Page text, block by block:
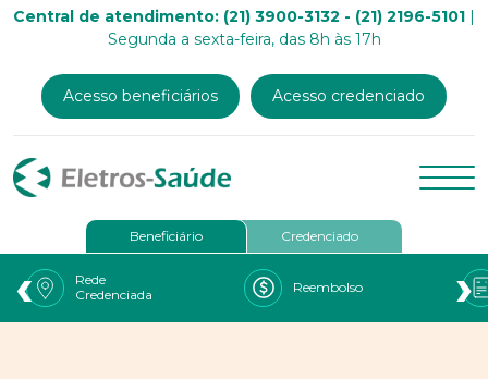
Central de atendimento: (21) 3900-3132 - (21) 2196-5101 |
Segunda a sexta-feira, das 8h às 17h
Acesso beneficiários Acesso credenciado
Beneficiário Credenciado
Rede
Credenciada
Reembolso
‹ ›